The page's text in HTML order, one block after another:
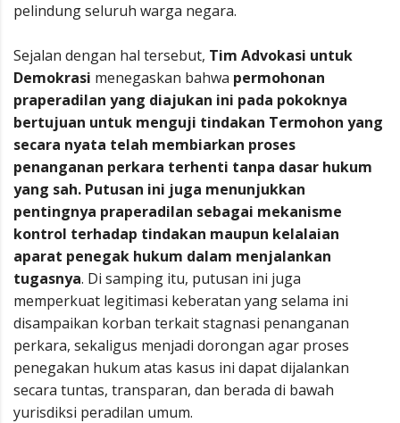
pelindung seluruh warga negara.
Sejalan dengan hal tersebut, Tim Advokasi untuk
Demokrasi menegaskan bahwa permohonan
praperadilan yang diajukan ini pada pokoknya
bertujuan untuk menguji tindakan Termohon yang
secara nyata telah membiarkan proses
penanganan perkara terhenti tanpa dasar hukum
yang sah. Putusan ini juga menunjukkan
pentingnya praperadilan sebagai mekanisme
kontrol terhadap tindakan maupun kelalaian
aparat penegak hukum dalam menjalankan
tugasnya. Di samping itu, putusan ini juga
memperkuat legitimasi keberatan yang selama ini
disampaikan korban terkait stagnasi penanganan
perkara, sekaligus menjadi dorongan agar proses
penegakan hukum atas kasus ini dapat dijalankan
secara tuntas, transparan, dan berada di bawah
yurisdiksi peradilan umum.